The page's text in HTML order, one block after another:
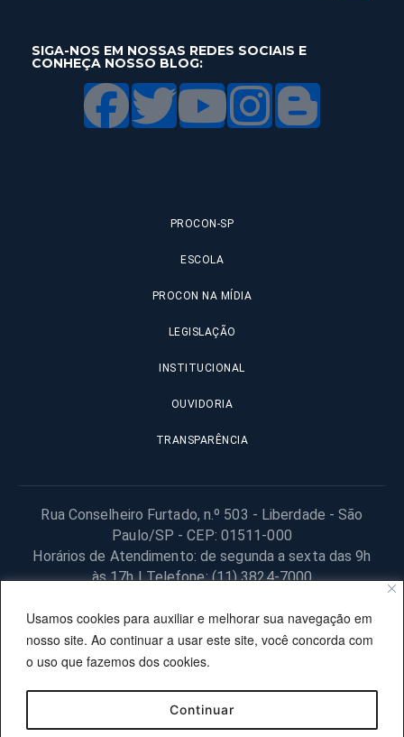
Usamos cookies para auxiliar e melhorar sua navegação em
nosso site. Ao continuar a usar este site, você concorda com
o uso que fazemos dos cookies.
Continuar
SIGA-NOS EM NOSSAS REDES SOCIAIS E
CONHEÇA NOSSO BLOG:
PROCON-SP
ESCOLA
PROCON NA MÍDIA
LEGISLAÇÃO
INSTITUCIONAL
OUVIDORIA
TRANSPARÊNCIA
Rua Conselheiro Furtado, n.º 503 - Liberdade - São
Paulo/SP - CEP: 01511-000
Horários de Atendimento: de segunda a sexta das 9h
às 17h | Telefone: (11) 3824-7000
© 2025 Fundação Procon – SP – Todos os direitos reservados. |
Site desenvolvido pela PRODESP.